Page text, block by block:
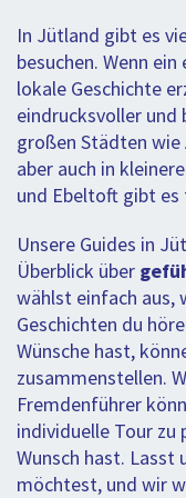
In Jütland gibt es
besuchen. Wenn
lokale Geschichte
eindrucksvoller und
großen Städten wie
aber auch in
und Ebeltoft gibt es
Unsere Guides in
Überblick über
wählst einfach aus,
Geschichten du
Wünsche hast,
zusammenstellen.
Fremdenführer
individuelle Tour zu
Wunsch hast. Lasst
möchtest, und wir